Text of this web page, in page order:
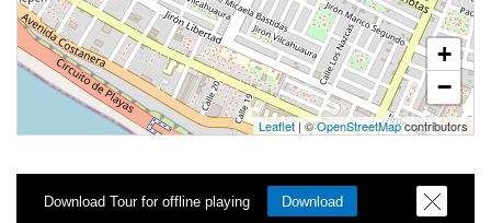
+
−
Leaflet| ©OpenStreetMapcontributors